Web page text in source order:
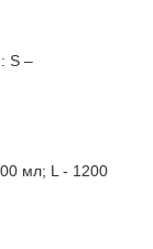
S –
мл; L - 1200